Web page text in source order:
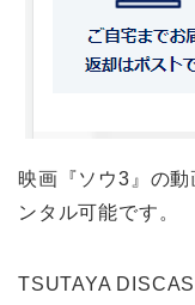
映画『ソウ3』の
ンタル可能です。
TSUTAYA